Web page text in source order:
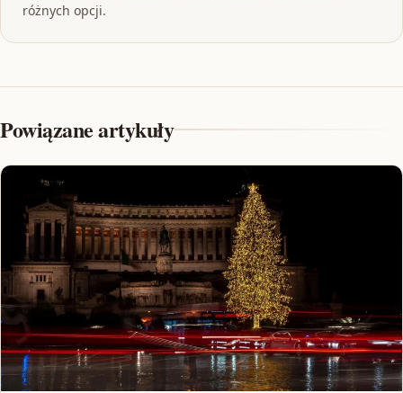
różnych opcji.
Powiązane artykuły